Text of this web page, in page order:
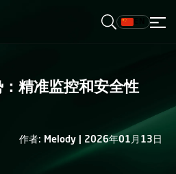
精准监控和安全性
作者: Melody | 2026年01月13日